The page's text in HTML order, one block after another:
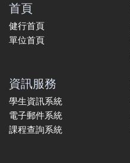
首頁
健行首頁
單位首頁
資訊服務
學生資訊系統
電子郵件系統
課程查詢系統